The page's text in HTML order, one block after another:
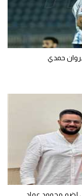
حمدي